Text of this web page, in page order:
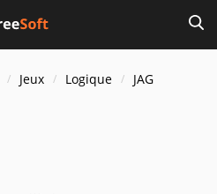
Jeux Logique JAG